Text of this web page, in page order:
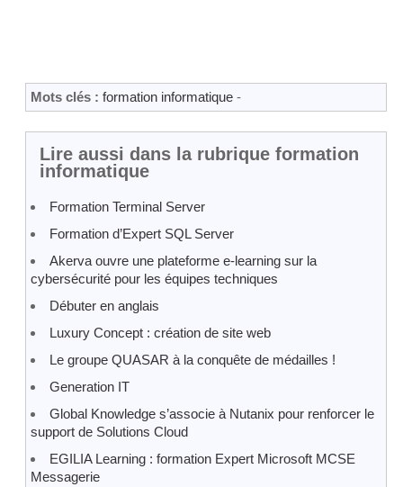
Mots clés : formation informatique -
Lire aussi dans la rubrique formation
informatique
Formation Terminal Server
Formation d’Expert SQL Server
Akerva ouvre une plateforme e-learning sur la
cybersécurité pour les équipes techniques
Débuter en anglais
Luxury Concept : création de site web
Le groupe QUASAR à la conquête de médailles !
Generation IT
Global Knowledge s’associe à Nutanix pour renforcer le
support de Solutions Cloud
EGILIA Learning : formation Expert Microsoft MCSE
Messagerie